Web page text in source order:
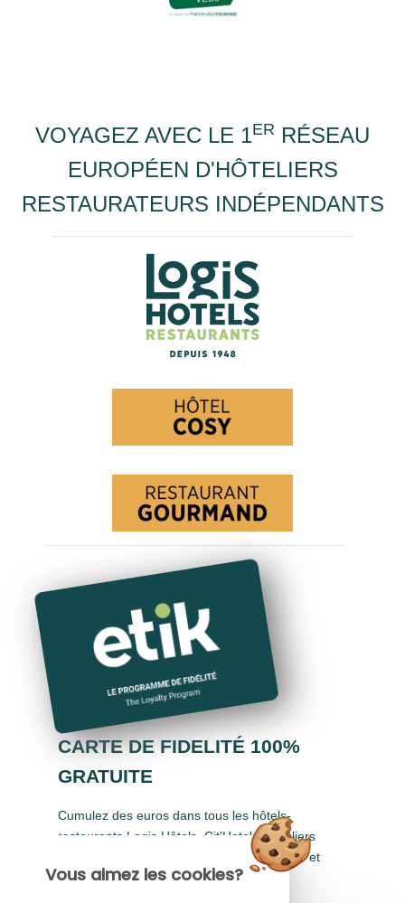
VOYAGEZ AVEC LE 1ER RÉSEAU
EUROPÉEN D'HÔTELIERS
RESTAURATEURS INDÉPENDANTS
CARTE DE FIDELITÉ 100%
GRATUITE
Cumulez des euros dans tous les hôtels-
restaurants Logis Hôtels, Cit'Hotel, Singuliers
Hôtels, Demeures & Châteaux, Urban Style et
Auberge de Pays.
Vous aimez les cookies?